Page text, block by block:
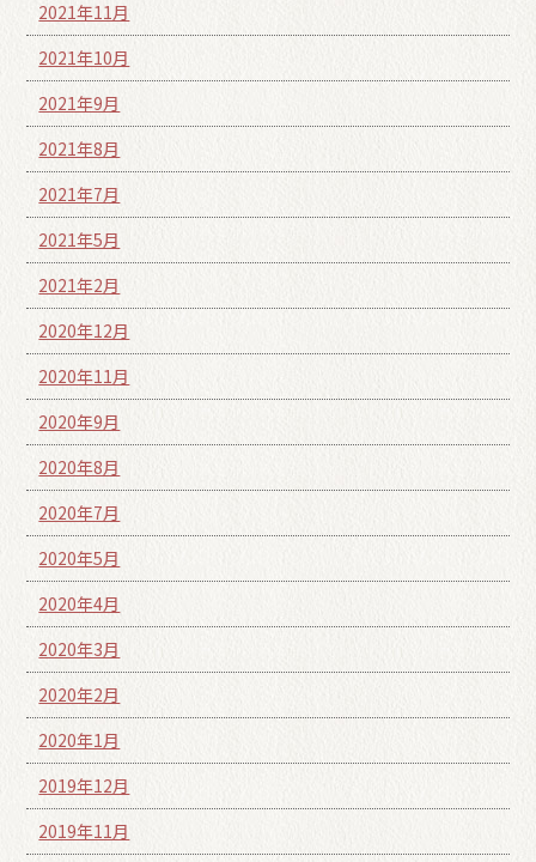
2021年11月
2021年10月
2021年9月
2021年8月
2021年7月
2021年5月
2021年2月
2020年12月
2020年11月
2020年9月
2020年8月
2020年7月
2020年5月
2020年4月
2020年3月
2020年2月
2020年1月
2019年12月
2019年11月